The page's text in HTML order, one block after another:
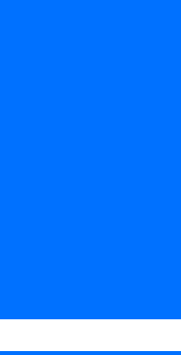
ve homojen ışık
bir şekilde yerleştirilmeli ve
karşı dayanıklı baskı
Market’ten
Ürünler